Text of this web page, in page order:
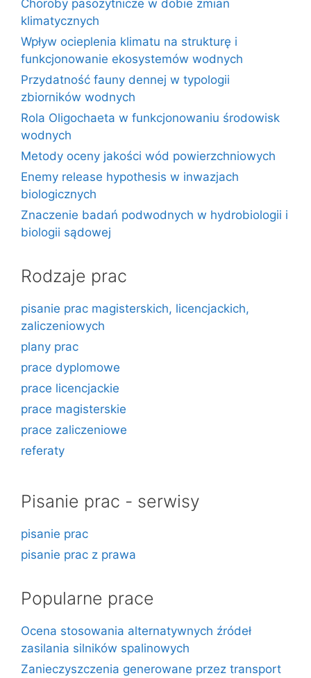
Choroby pasożytnicze w dobie zmian
klimatycznych
Wpływ ocieplenia klimatu na strukturę i
funkcjonowanie ekosystemów wodnych
Przydatność fauny dennej w typologii
zbiorników wodnych
Rola Oligochaeta w funkcjonowaniu środowisk
wodnych
Metody oceny jakości wód powierzchniowych
Enemy release hypothesis w inwazjach
biologicznych
Znaczenie badań podwodnych w hydrobiologii i
biologii sądowej
Rodzaje prac
pisanie prac magisterskich, licencjackich,
zaliczeniowych
plany prac
prace dyplomowe
prace licencjackie
prace magisterskie
prace zaliczeniowe
referaty
Pisanie prac - serwisy
pisanie prac
pisanie prac z prawa
Popularne prace
Ocena stosowania alternatywnych źródeł
zasilania silników spalinowych
Zanieczyszczenia generowane przez transport